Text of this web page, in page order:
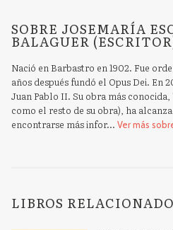
SOBRE JOSEMARÍA
BALAGUER
Nació en Barbastro en 1902. Fue
años después fundó el Opus Dei. En
Juan Pablo II. Su obra más conocida,
como el resto de su obra), ha
encontrarse más infor... Ver más
LIBROS